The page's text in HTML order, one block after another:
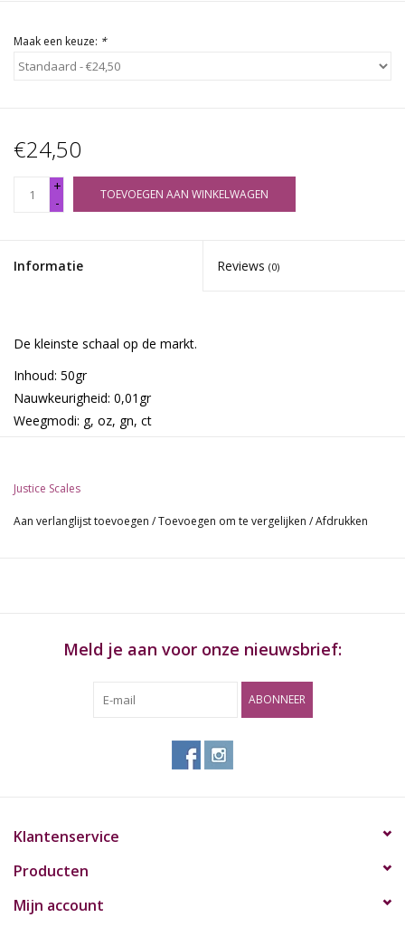
Maak een keuze: *
€24,50
+
-
TOEVOEGEN AAN WINKELWAGEN
Informatie Reviews (0)
De kleinste schaal op de markt.
Inhoud: 50gr
Nauwkeurigheid: 0,01gr
Weegmodi: g, oz, gn, ct
Automatisch afsluiten
Overbelastingsbeveiliging
Justice Scales
Aan verlanglijst toevoegen /Toevoegen om te vergelijken /Afdrukken
Meld je aan voor onze nieuwsbrief:
ABONNEER
Klantenservice
Producten
Mijn account